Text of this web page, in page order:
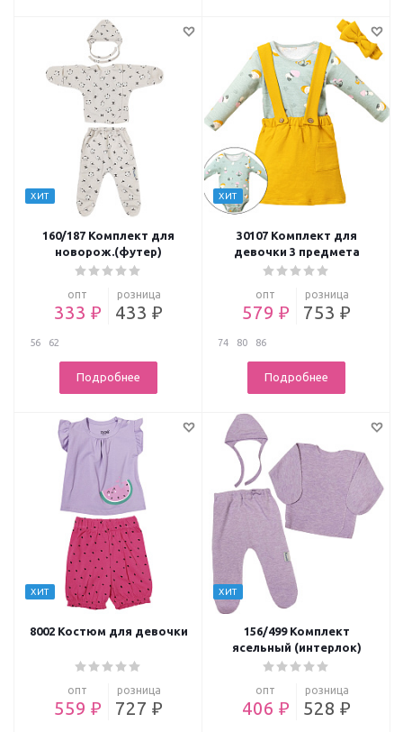
ХИТ
160/187 Комплект для
новорож.(футер)
опт
333 ₽
розница
433 ₽
56 62
Подробнее
ХИТ
30107 Комплект для
девочки 3 предмета
опт
579 ₽
розница
753 ₽
74 80 86
Подробнее
ХИТ
8002 Костюм для девочки
опт
559 ₽
розница
727 ₽
ХИТ
156/499 Комплект
ясельный (интерлок)
опт
406 ₽
розница
528 ₽